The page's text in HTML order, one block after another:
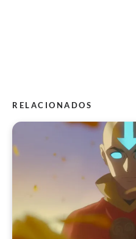
RELACIONADOS